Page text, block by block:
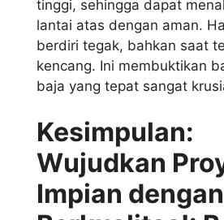
tinggi, sehingga dapat
lantai atas dengan aman.
berdiri tegak, bahkan saat
kencang. Ini membuktikan
baja yang tepat sangat
Kesimpulan:
Wujudkan
Impian